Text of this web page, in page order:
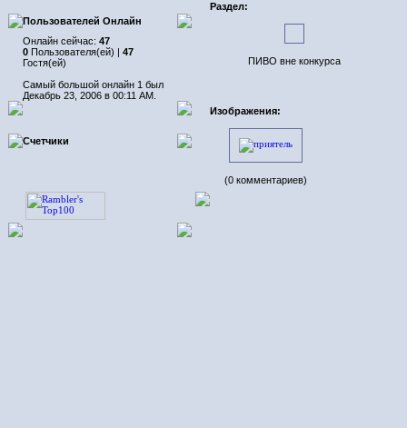
Пользователей Онлайн
Онлайн сейчас: 47
0 Пользователя(ей) | 47
Гостя(ей)
Самый большой онлайн 1 был
Декабрь 23, 2006 в 00:11 AM.
Счетчики
Раздел:
ПИВО вне конкурса
Изображения:
(0 комментариев)